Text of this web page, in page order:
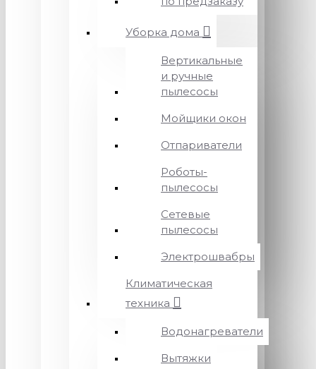
Уборка дома
Вертикальные
и ручные
пылесосы
Мойщики окон
Отпариватели
Роботы-
пылесосы
Сетевые
пылесосы
Электрошвабры
Климатическая
техника
Водонагреватели
Вытяжки